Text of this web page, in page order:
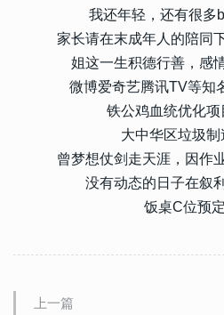
我还年轻，还有很多
家长请在末成年人的陪同
姐这一生积德行善，感
微博爱奇艺腾讯TV等知
铁公鸡血统优化项
大中华区垃圾制
曾梦想仗剑走天涯，因作
没有动态的日子在叙
饭桌C位预定
上一篇